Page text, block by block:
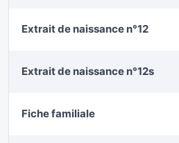
Extrait de naissance n°12
Extrait de naissance n°12s
Fiche familiale